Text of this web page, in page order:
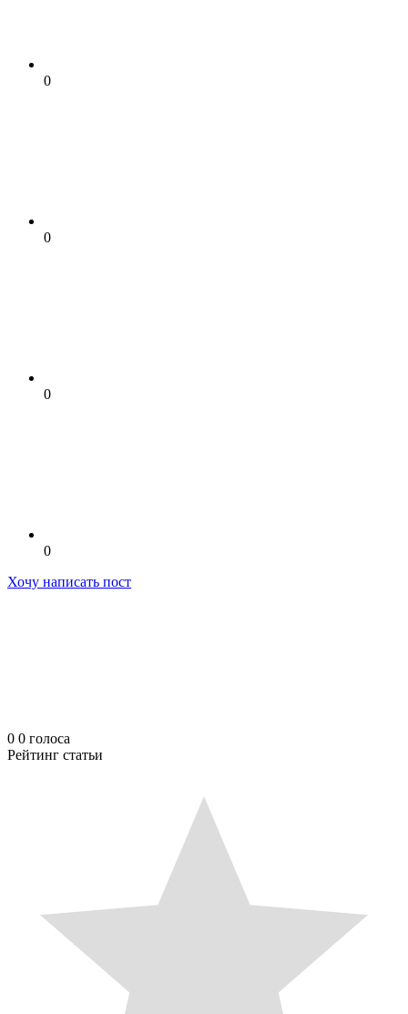
0
0
0
0
Хочу написать пост
0 0 голоса
Рейтинг статьи